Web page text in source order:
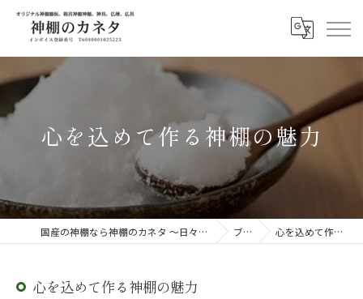
心を込めて作る神棚の魅力
国産の神棚なら神棚のカネタ ～日々のしあわせを感じる物を～ ブログ 心を込めて作る神棚の魅力
心を込めて作る神棚の魅力